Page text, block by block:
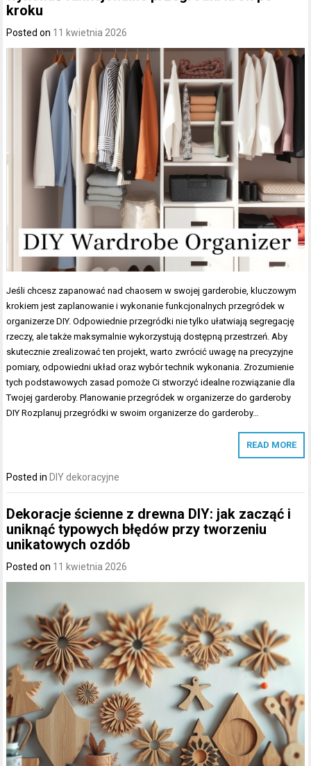
kroku
Posted on 11 kwietnia 2026
Jeśli chcesz zapanować nad chaosem w swojej garderobie, kluczowym
krokiem jest zaplanowanie i wykonanie funkcjonalnych przegródek w
organizerze DIY. Odpowiednie przegródki nie tylko ułatwiają segregację
rzeczy, ale także maksymalnie wykorzystują dostępną przestrzeń. Aby
skutecznie zrealizować ten projekt, warto zwrócić uwagę na precyzyjne
pomiary, odpowiedni układ oraz wybór technik wykonania. Zrozumienie
tych podstawowych zasad pomoże Ci stworzyć idealne rozwiązanie dla
Twojej garderoby. Planowanie przegródek w organizerze do garderoby
DIY Rozplanuj przegródki w swoim organizerze do garderoby…
READ MORE
Posted in DIY dekoracyjne
Dekoracje ścienne z drewna DIY: jak zacząć i
uniknąć typowych błędów przy tworzeniu
unikatowych ozdób
Posted on 11 kwietnia 2026